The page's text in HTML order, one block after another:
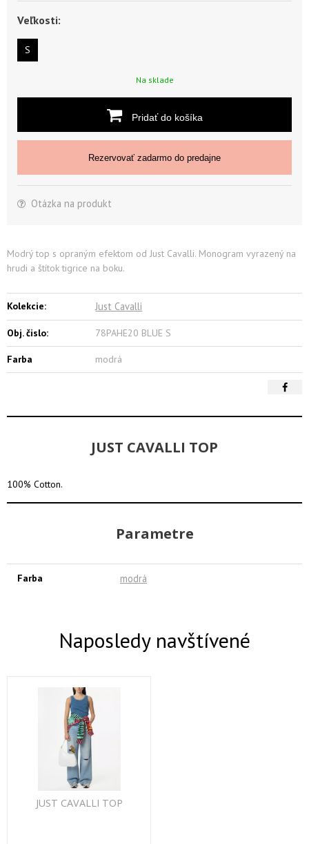
Veľkosti:
S
Na sklade
Pridať do košíka
Rezervovať zadarmo do predajne
Otázka na produkt
Modrý top s opraným efektom od Just Cavalli. Monogram vyrazený na
hrudi a štítok tigrice na boku.
Kolekcie: Just Cavalli
Obj. čislo: 78PAHE20 BLUE S
Farba modrá
JUST CAVALLI TOP
100% Cotton.
Parametre
Farba modrá
Naposledy navštívené
JUST CAVALLI TOP